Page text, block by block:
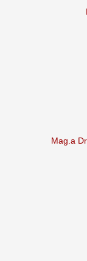
Mag.a